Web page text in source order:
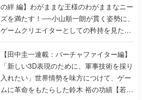
の絆 編】わがままな王様のわがままなニー
ズを満たす！──小山順一朗が貫く姿勢に、
ゲームクリエイターとしての矜持を見た
【若ゲのいたり最終回】
【田中圭一連載：バーチャファイター編】
「新しい3D表現のために、軍事技術を採り
入れたい」世界情勢を味方につけて、ゲー
ムに革命をもたらした鈴木 裕の功績【若ゲ